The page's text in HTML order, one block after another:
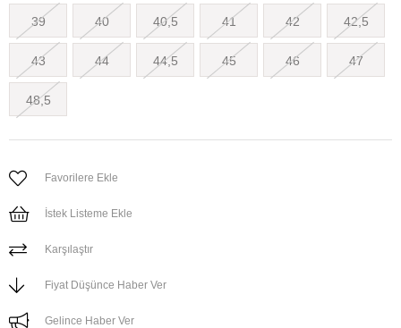
39 40 40,5 41 42 42,5
43 44 44,5 45 46 47
48,5
Favorilere Ekle
İstek Listeme Ekle
Karşılaştır
Fiyat Düşünce Haber Ver
Gelince Haber Ver